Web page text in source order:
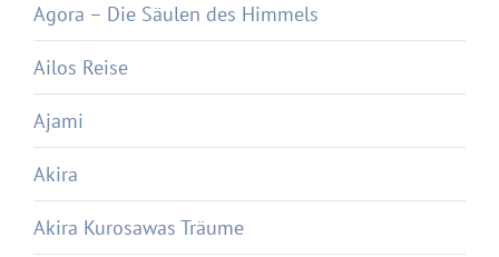
Agora – Die Säulen des Himmels
Ailos Reise
Ajami
Akira
Akira Kurosawas Träume